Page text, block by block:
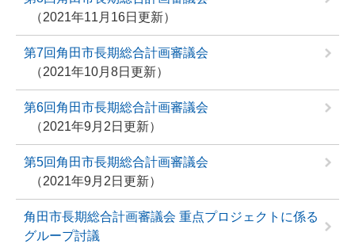
2021年11月16日更新
第7回角田市長期総合計画審議会
2021年10月8日更新
第6回角田市長期総合計画審議会
2021年9月2日更新
第5回角田市長期総合計画審議会
2021年9月2日更新
角田市長期総合計画審議会 重点プロジェクトに係る
グループ討議